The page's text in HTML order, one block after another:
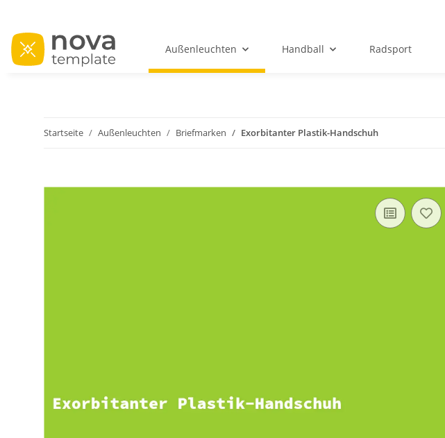
Außenleuchten Handball Radsport
Startseite Außenleuchten Briefmarken Exorbitanter Plastik-Handschuh